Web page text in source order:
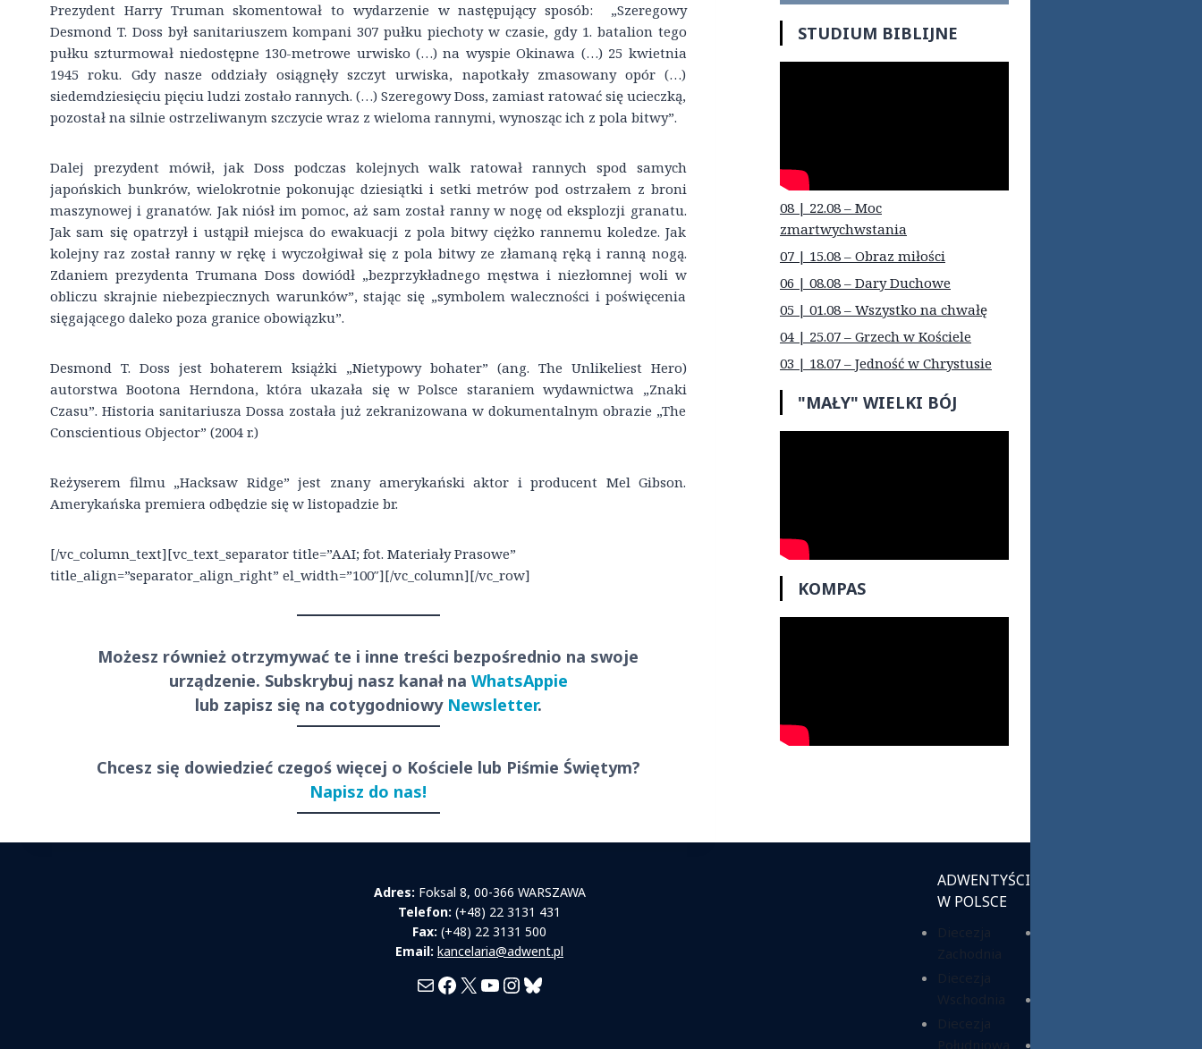
Prezydent Harry Truman skomentował to wydarzenie w następujący sposób: „Szeregowy
Desmond T. Doss był sanitariuszem kompani 307 pułku piechoty w czasie, gdy 1. batalion tego
pułku szturmował niedostępne 130-metrowe urwisko (…) na wyspie Okinawa (…) 25 kwietnia
1945 roku. Gdy nasze oddziały osiągnęły szczyt urwiska, napotkały zmasowany opór (…)
siedemdziesięciu pięciu ludzi zostało rannych. (…) Szeregowy Doss, zamiast ratować się ucieczką,
pozostał na silnie ostrzeliwanym szczycie wraz z wieloma rannymi, wynosząc ich z pola bitwy”.
Dalej prezydent mówił, jak Doss podczas kolejnych walk ratował rannych spod samych
japońskich bunkrów, wielokrotnie pokonując dziesiątki i setki metrów pod ostrzałem z broni
maszynowej i granatów. Jak niósł im pomoc, aż sam został ranny w nogę od eksplozji granatu.
Jak sam się opatrzył i ustąpił miejsca do ewakuacji z pola bitwy ciężko rannemu koledze. Jak
kolejny raz został ranny w rękę i wyczołgiwał się z pola bitwy ze złamaną ręką i ranną nogą.
Zdaniem prezydenta Trumana Doss dowiódł „bezprzykładnego męstwa i niezłomnej woli w
obliczu skrajnie niebezpiecznych warunków”, stając się „symbolem waleczności i poświęcenia
sięgającego daleko poza granice obowiązku”.
Desmond T. Doss jest bohaterem książki „Nietypowy bohater” (ang. The Unlikeliest Hero)
autorstwa Bootona Herndona, która ukazała się w Polsce staraniem wydawnictwa „Znaki
Czasu”. Historia sanitariusza Dossa została już zekranizowana w dokumentalnym obrazie „The
Conscientious Objector” (2004 r.)
Reżyserem filmu „Hacksaw Ridge” jest znany amerykański aktor i producent Mel Gibson.
Amerykańska premiera odbędzie się w listopadzie br.
[/vc_column_text][vc_text_separator title=”AAI; fot. Materiały Prasowe”
title_align=”separator_align_right” el_width=”100″][/vc_column][/vc_row]
Możesz również otrzymywać te i inne treści bezpośrednio na swoje
urządzenie. Subskrybuj nasz kanał na WhatsAppie
lub zapisz się na cotygodniowy Newsletter.
Chcesz się dowiedzieć czegoś więcej o Kościele lub Piśmie Świętym?
Napisz do nas!
STUDIUM BIBLIJNE
08 | 22.08 – Moc
zmartwychwstania
07 | 15.08 – Obraz miłości
06 | 08.08 – Dary Duchowe
05 | 01.08 – Wszystko na chwałę
04 | 25.07 – Grzech w Kościele
03 | 18.07 – Jedność w Chrystusie
"MAŁY" WIELKI BÓJ
KOMPAS
Adres: Foksal 8, 00-366 WARSZAWA
Telefon: (+48) 22 3131 431
Fax: (+48) 22 3131 500
Email: kancelaria@adwent.pl
MailFacebook
X YouTube
Instagram
Bluesky
ADWENTYŚCI
W POLSCE